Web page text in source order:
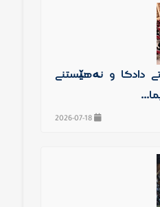
دادگا و نەهێشتنی
2026-07-18